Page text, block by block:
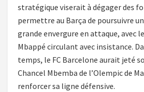
stratégique viserait à dégager des
permettre au Barça de poursuivre
grande envergure en attaque, avec
Mbappé circulant avec insistance.
temps, le FC Barcelone aurait jeté
Chancel Mbemba de l’Olempic de
renforcer sa ligne défensive.